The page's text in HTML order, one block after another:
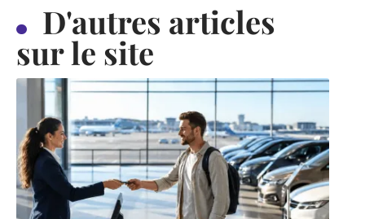
D'autres articles
sur le site